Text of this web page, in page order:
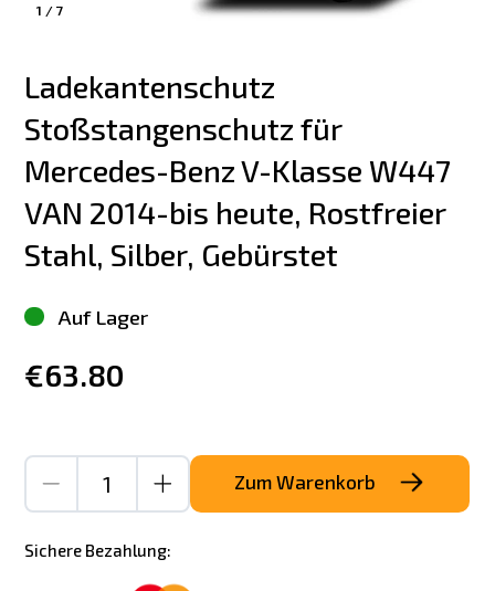
1 / 7
Ladekantenschutz
Stoßstangenschutz für
Mercedes-Benz V-Klasse W447
VAN 2014-bis heute, Rostfreier
Stahl, Silber, Gebürstet
Auf Lager
€63.80
Zum Warenkorb
Sichere Bezahlung: